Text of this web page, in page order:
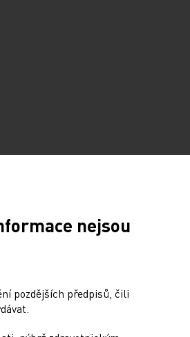
nejsou
pozdějších předpisů, čili